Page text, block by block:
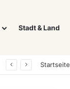
Stadt & Land
Startseite